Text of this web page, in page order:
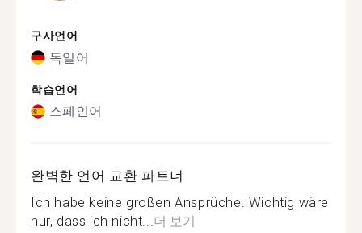
구사언어
독일어
학습언어
스페인어
완벽한 언어 교환 파트너
Ich habe keine großen Ansprüche. Wichtig wäre
nur, dass ich nicht...더 보기